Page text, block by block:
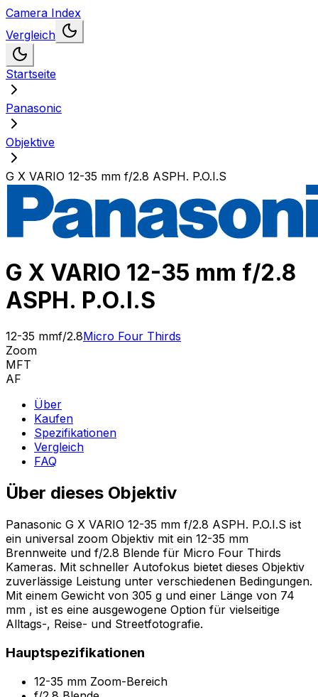
Camera Index
Vergleich
Startseite
Panasonic
Objektive
G X VARIO 12-35 mm f/2.8 ASPH. P.O.I.S
G X VARIO 12-35 mm f/2.8
ASPH. P.O.I.S
12-35 mmf/2.8Micro Four Thirds
Zoom
MFT
AF
Über
Kaufen
Spezifikationen
Vergleich
FAQ
Über dieses Objektiv
Panasonic G X VARIO 12-35 mm f/2.8 ASPH. P.O.I.S ist
ein universal zoom Objektiv mit ein 12-35 mm
Brennweite und f/2.8 Blende für Micro Four Thirds
Kameras. Mit schneller Autofokus bietet dieses Objektiv
zuverlässige Leistung unter verschiedenen Bedingungen.
Mit einem Gewicht von 305 g und einer Länge von 74
mm , ist es eine ausgewogene Option für vielseitige
Alltags-, Reise- und Streetfotografie.
Hauptspezifikationen
12-35 mm Zoom-Bereich